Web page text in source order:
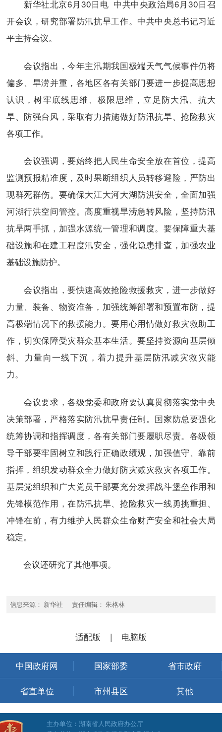
新华社北京6月30日电 中共中央政治局6月30日召
开会议，研究部署防汛抗旱工作。中共中央总书记习近
平主持会议。
会议指出，今年主汛期我国极端天气气候事件仍将
偏多、旱涝并重，各地区各有关部门要进一步提高思想
认识，树牢底线思维、极限思维，立足防大汛、抗大
旱、防强台风，采取有力措施做好防汛抗旱、抢险救灾
各项工作。
会议强调，要始终把人民生命安全放在首位，提高
监测预报精准度，及时果断组织人员转移避险，严防出
现群死群伤。要确保大江大河大湖防洪安全，全面加强
河湖行洪空间管控。高度重视旱涝急转风险，坚持防汛
抗旱两手抓，加强水源统一管理和调度。要保障重大基
础设施和在建工程度汛安全，强化隐患排查，加强农业
基础设施防护。
会议指出，要快速高效抢险救援救灾，进一步做好
力量、装备、物资准备，加强统筹部署和预置布防，提
高极端情况下的救援能力。要用心用情做好救灾救助工
作，切实保障受灾群众基本生活。要坚持资源向基层倾
斜、力量向一线下沉，着力提升基层防汛减灾救灾能
力。
会议要求，各级党委和政府要认真贯彻落实党中央
决策部署，严格落实防汛抗旱责任制。国家防总要强化
统筹协调和指挥调度，各有关部门要履职尽责。各级领
导干部要牢固树立和践行正确政绩观，加强值守、靠前
指挥，组织发动群众全力做好防灾减灾救灾各项工作。
基层党组织和广大党员干部要充分发挥战斗堡垒作用和
先锋模范作用，在防汛抗旱、抢险救灾一线勇挑重担、
冲锋在前，有力维护人民群众生命财产安全和社会大局
稳定。
会议还研究了其他事项。
信息来源： 新华社 责任编辑： 朱格林
适配版 | 电脑版
中国政府网 国家部委 省市政府
省直单位 市州县区 其他
主办单位：湖南省人民政府办公厅